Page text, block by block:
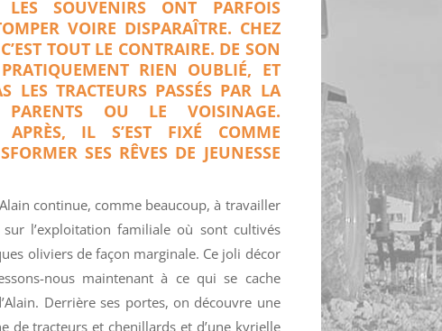
SOUVENIRS ONT PARFOIS
VOIRE DISPARAÎTRE. CHEZ
TOUT LE CONTRAIRE. DE SON
RIEN OUBLIÉ, ET
LES TRACTEURS PASSÉS PAR LA
OU LE VOISINAGE.
IL S’EST FIXÉ COMME
SES RÊVES DE JEUNESSE
continue, comme beaucoup, à travailler
l’exploitation familiale où sont cultivés
oliviers de façon marginale. Ce joli décor
nous maintenant à ce qui se cache
Derrière ses portes, on découvre une
de tracteurs et chenillards et d’une kyrielle